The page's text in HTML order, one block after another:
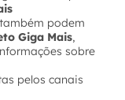
podem
Giga Mais,
sobre
pelos canais